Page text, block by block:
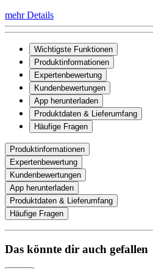
mehr Details
Wichtigste Funktionen
Produktinformationen
Expertenbewertung
Kundenbewertungen
App herunterladen
Produktdaten & Lieferumfang
Häufige Fragen
Produktinformationen
Expertenbewertung
Kundenbewertungen
App herunterladen
Produktdaten & Lieferumfang
Häufige Fragen
Das könnte dir auch gefallen